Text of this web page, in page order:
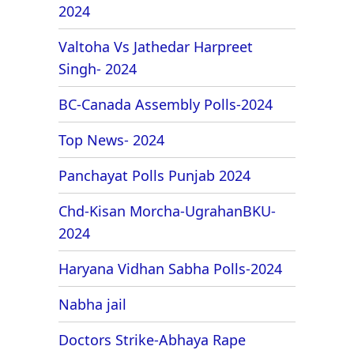
2024
Valtoha Vs Jathedar Harpreet
Singh- 2024
BC-Canada Assembly Polls-2024
Top News- 2024
Panchayat Polls Punjab 2024
Chd-Kisan Morcha-UgrahanBKU-
2024
Haryana Vidhan Sabha Polls-2024
Nabha jail
Doctors Strike-Abhaya Rape